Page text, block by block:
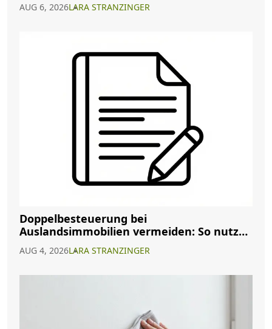
AUG 6, 2026LARA STRANZINGER
Doppelbesteuerung bei
Auslandsimmobilien vermeiden: So nutzen
AUG 4, 2026LARA STRANZINGER